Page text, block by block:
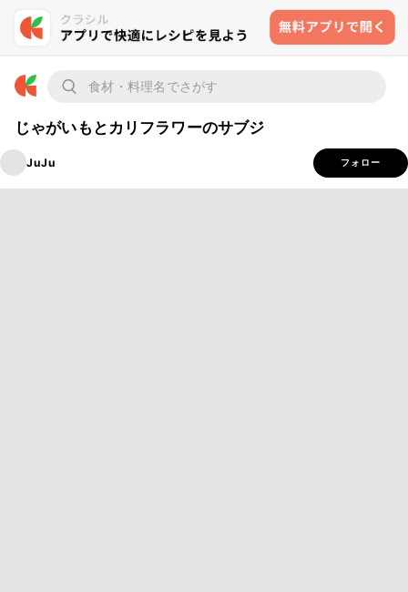
じゃがいもとカリフラワーのサブジ
JuJu フォロー